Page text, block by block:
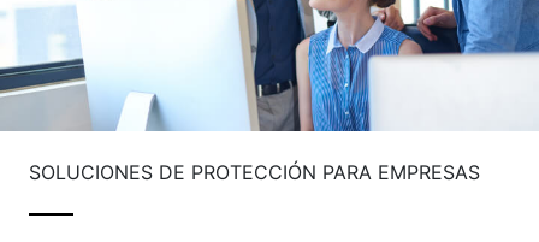
SOLUCIONES DE PROTECCIÓN PARA EMPRESAS